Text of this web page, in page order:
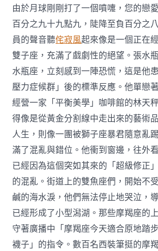
由於月球剛剛打了一個噴嚏，您的戀
百分之九十九點九，陡降至負百分之
員的聲音聽侘寂風起來像是一個正在
雙子座，充滿了戲劇性的絕望。張水
水瓶座，立刻感到一陣恐慌，這是他
壓力症候群」後的標準反應。他單戀
經營一家「平衡美學」咖啡館的林天
得像是從黃金分割線中走出來的藝術
人生，則像一團被獅子座暴君隨意亂
滿了混亂與錯位。他衝到窗邊，往外
已經因為這個突如其來的「超級修正
的混亂。街道上的雙魚座們，開始不
鹹的海水淚，他們無法停止地哭泣，
已經形成了小型潟湖。那些摩羯座的
守著廣播中「摩羯座今天適合原地踏
襪子」的指令。數百名西裝筆挺的摩